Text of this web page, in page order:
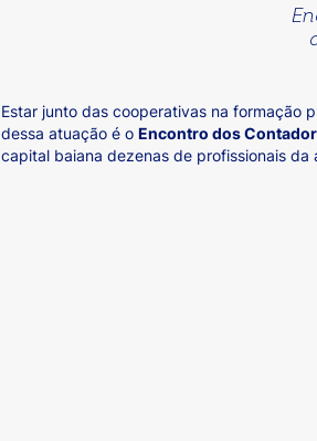
Estar junto das cooperativas na formação
dessa atuação é o Encontro dos
capital baiana dezenas de profissionais